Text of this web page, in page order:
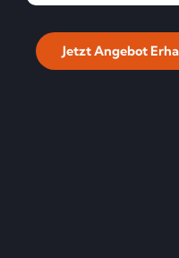
Jetzt Angebot